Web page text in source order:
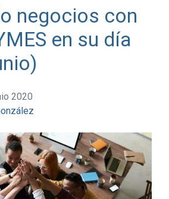
negocios con
en su día
2020